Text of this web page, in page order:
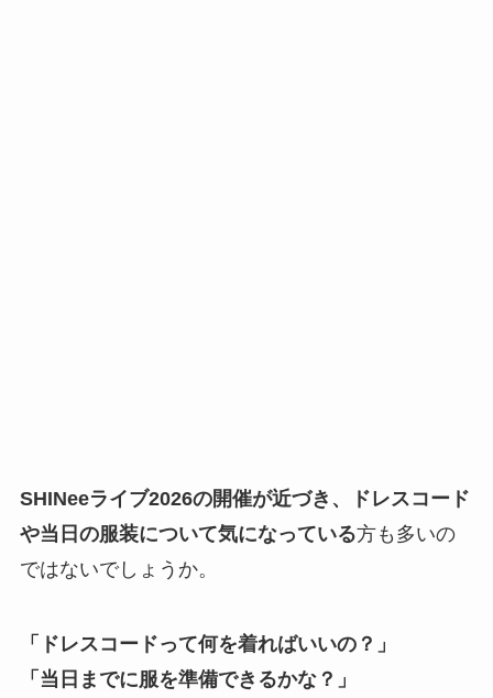
SHINeeライブ2026の開催が近づき、ドレスコード
や当日の服装について気になっている方も多いの
ではないでしょうか。
「ドレスコードって何を着ればいいの？」
「当日までに服を準備できるかな？」